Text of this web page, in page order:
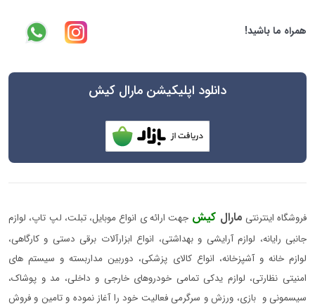
همراه ما باشید!
دانلود اپلیکیشن مارال کیش
فروشگاه اینترنتی مارال کیش جهت ارائه ی انواع موبایل، تبلت، لپ تاپ، لوازم
جانبی رایانه، لوازم آرایشی و بهداشتی، انواع ابزارآلات برقی دستی و کارگاهی،
لوازم خانه و آشپزخانه، انواع کالای پزشکی، دوربین مداربسته و سیستم های
امنیتی نظارتی، لوازم یدکی تمامی خودروهای خارجی و داخلی، مد و پوشاک،
سیسمونی و بازی، ورزش و سرگرمی فعالیت خود را آغاز نموده و تامین و فروش